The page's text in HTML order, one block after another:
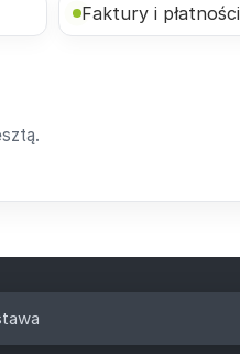
Faktury i płatności